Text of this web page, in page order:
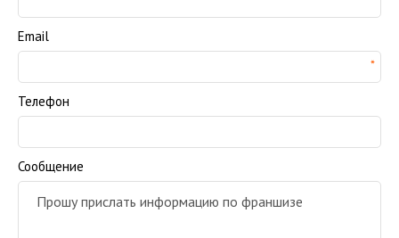
Email
Телефон
Сообщение